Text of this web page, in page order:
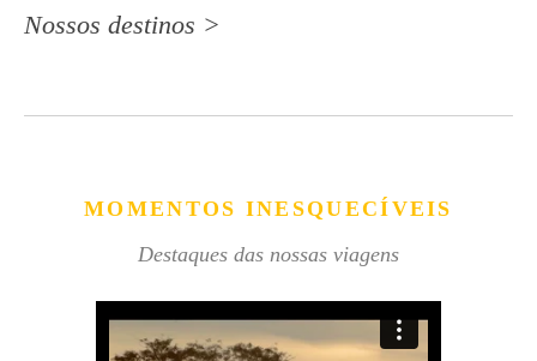
Nossos destinos >
MOMENTOS INESQUECÍVEIS
Destaques das nossas viagens